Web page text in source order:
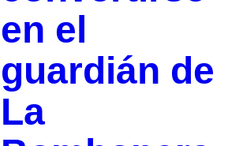
en el
guardián de
La